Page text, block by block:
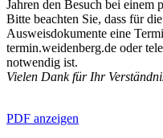
Jahren den Besuch bei einem
Bitte beachten Sie, dass für
Ausweisdokumente eine
termin.weidenberg.de oder
notwendig ist.
Vielen Dank für Ihr
PDF anzeigen